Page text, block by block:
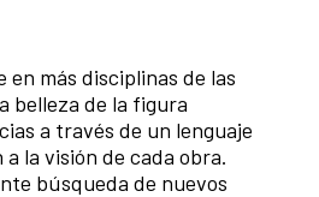
en más disciplinas de las
belleza de la figura
a través de un lenguaje
la visión de cada obra.
búsqueda de nuevos